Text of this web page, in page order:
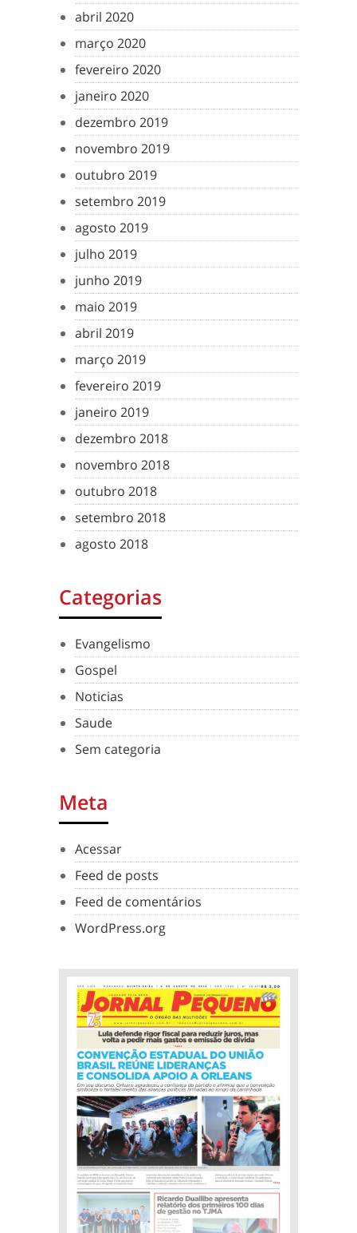
abril 2020
março 2020
fevereiro 2020
janeiro 2020
dezembro 2019
novembro 2019
outubro 2019
setembro 2019
agosto 2019
julho 2019
junho 2019
maio 2019
abril 2019
março 2019
fevereiro 2019
janeiro 2019
dezembro 2018
novembro 2018
outubro 2018
setembro 2018
agosto 2018
Categorias
Evangelismo
Gospel
Noticias
Saude
Sem categoria
Meta
Acessar
Feed de posts
Feed de comentários
WordPress.org